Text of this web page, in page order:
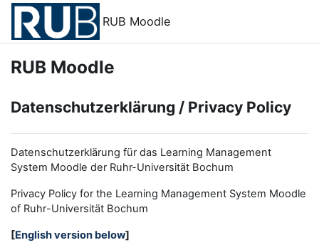
Zum Hauptinhalt
RUB Moodle
RUB Moodle
Datenschutzerklärung / Privacy Policy
Datenschutzerklärung für das Learning Management
System Moodle der Ruhr-Universität Bochum
Privacy Policy for the Learning Management System Moodle
of Ruhr-Universität Bochum
[English version below]